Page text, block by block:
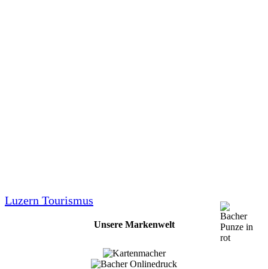
Luzern Tourismus
Unsere Markenwelt